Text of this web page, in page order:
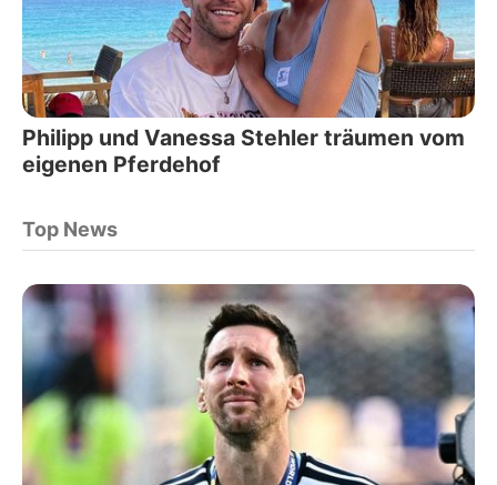
Philipp und Vanessa Stehler träumen vom
eigenen Pferdehof
Top News